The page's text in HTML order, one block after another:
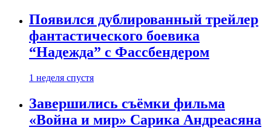
Появился дублированный трейлер
фантастического боевика
“Надежда” с Фассбендером
1 неделя спустя
Завершились съёмки фильма
«Война и мир» Сарика Андреасяна